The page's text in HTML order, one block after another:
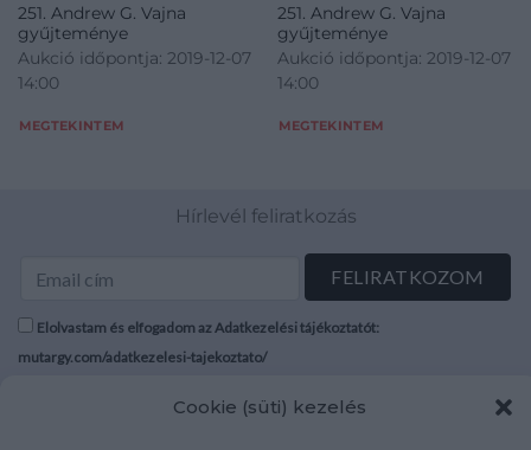
Cookie (süti) kezelés
251. Andrew G. Vajna
gyűjteménye
Aukció időpontja: 2019-12-07
14:00
MEGTEKINTEM
251. Andrew G. Vajna
gyűjteménye
Aukció időpontja: 2019-12-07
14:00
MEGTEKINTEM
Hírlevél feliratkozás
Elolvastam és elfogadom az Adatkezelési tájékoztatót:
mutargy.com/adatkezelesi-tajekoztato/
Áraink